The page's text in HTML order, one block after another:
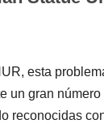
esta
un gran
reconocidas